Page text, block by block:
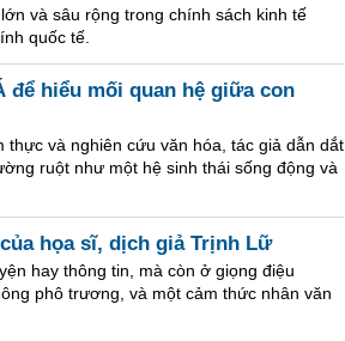
và sâu rộng trong chính sách kinh tế
quốc tế.
để hiểu mối quan hệ giữa con
và nghiên cứu văn hóa, tác giả dẫn dắt
ruột như một hệ sinh thái sống động và
họa sĩ, dịch giả Trịnh Lữ
hay thông tin, mà còn ở giọng điệu
phô trương, và một cảm thức nhân văn